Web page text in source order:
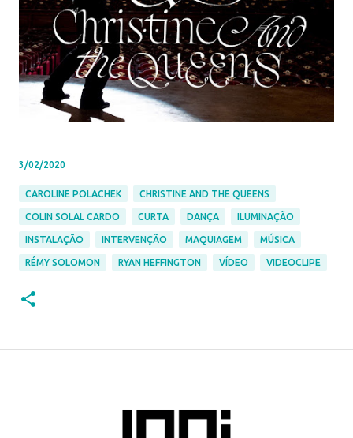
3/02/2020
CAROLINE POLACHEK CHRISTINE AND THE QUEENS
COLIN SOLAL CARDO CURTA DANÇA ILUMINAÇÃO
INSTALAÇÃO INTERVENÇÃO MAQUIAGEM MÚSICA
RÉMY SOLOMON RYAN HEFFINGTON VÍDEO VIDEOCLIPE